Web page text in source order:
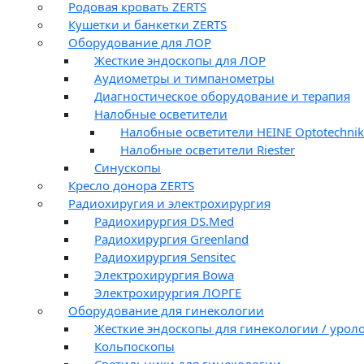
Родовая кровать ZERTS
Кушетки и банкетки ZERTS
Оборудование для ЛОР
Жесткие эндоскопы для ЛОР
Аудиометры и тимпанометры
Диагностическое оборудование и терапия
Налобные осветители
Налобные осветители HEINE Optotechnik
Налобные осветители Riester
Синускопы
Кресло донора ZERTS
Радиохиругия и электрохирургия
Радиохирургия DS.Med
Радиохирургия Greenland
Радиохирургия Sensitec
Электрохирургия Bowa
Электрохирургия ЛОРГЕ
Оборудование для гинекологии
Жесткие эндоскопы для гинекологии /
Кольпоскопы